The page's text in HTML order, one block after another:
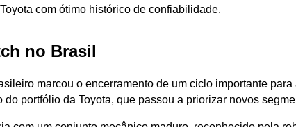
com ótimo histórico de confiabilidade.
no Brasil
marcou o encerramento de um ciclo importante
portfólio da Toyota, que passou a priorizar novos